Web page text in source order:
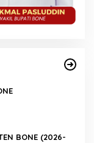
BONE (2026-